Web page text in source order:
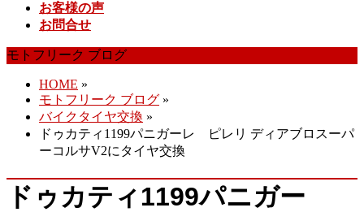
ば
す
お客様の声
お問合せ
モトフリーク ブログ
HOME »
モトフリーク ブログ »
バイクタイヤ交換 »
ドゥカティ1199パニガーレ ピレリ ディアブロスーパ
ーコルサV2にタイヤ交換
ドゥカティ1199パニガー